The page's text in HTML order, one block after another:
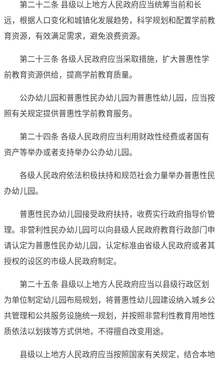
第二十二条 县级以上地方人民政府应当统筹当前和长
远，根据人口变化和城镇化发展趋势，科学规划和配置学前教
育资源，有效满足需求，避免浪费资源。
第二十三条 各级人民政府应当采取措施，扩大普惠性学
前教育资源供给，提高学前教育质量。
公办幼儿园和普惠性民办幼儿园为普惠性幼儿园，应当按
照有关规定提供普惠性学前教育服务。
第二十四条 各级人民政府应当利用财政性经费或者国有
资产等举办或者支持举办公办幼儿园。
各级人民政府依法积极扶持和规范社会力量举办普惠性民
办幼儿园。
普惠性民办幼儿园接受政府扶持，收费实行政府指导价管
理。非营利性民办幼儿园可以向县级人民政府教育行政部门申
请认定为普惠性民办幼儿园，认定标准由省级人民政府或者其
授权的设区的市级人民政府制定。
第二十五条 县级以上地方人民政府应当以县级行政区划
为单位制定幼儿园布局规划，将普惠性幼儿园建设纳入城乡公
共管理和公共服务设施统一规划，并按照非营利性教育用地性
质依法以划拨等方式供地，不得擅自改变用途。
县级以上地方人民政府应当按照国家有关规定，结合本地